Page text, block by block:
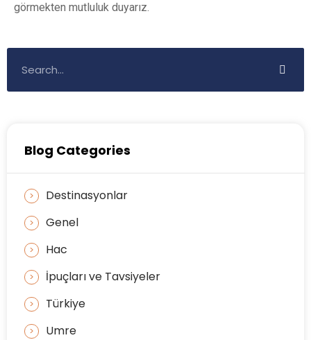
görmekten mutluluk duyarız.
Blog Categories
Destinasyonlar
Genel
Hac
İpuçları ve Tavsiyeler
Türkiye
Umre